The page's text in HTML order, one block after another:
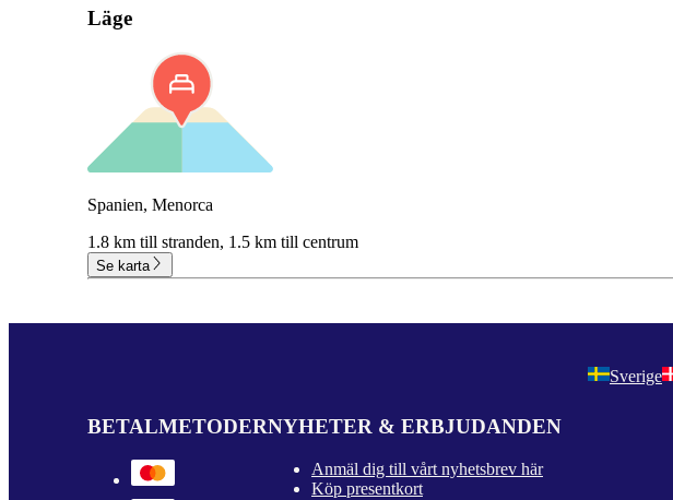
Läge
Spanien, Menorca
1.8 km till stranden, 1.5 km till centrum
Se karta
Sverige
BETALMETODERNYHETER & ERBJUDANDEN
Anmäl dig till vårt nyhetsbrev här
Köp presentkort